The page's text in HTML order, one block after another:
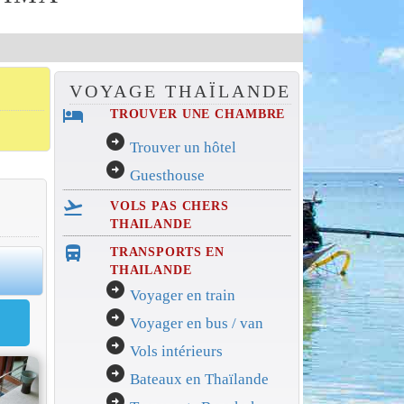
VOYAGE THAÏLANDE
hotel TROUVER UNE CHAMBRE
arrow_circle_right Trouver un hôtel
arrow_circle_right Guesthouse
flight_takeoff
VOLS PAS CHERS
THAILANDE
directions_bus_filled
TRANSPORTS EN
THAILANDE
arrow_circle_right Voyager en train
arrow_circle_right Voyager en bus / van
arrow_circle_right Vols intérieurs
arrow_circle_right Bateaux en Thaïlande